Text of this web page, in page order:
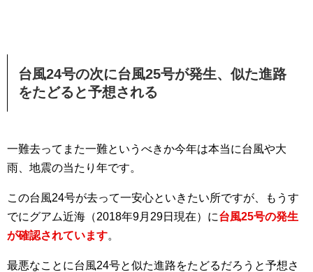
台風24号の次に台風25号が発生、似た進路
をたどると予想される
一難去ってまた一難というべきか今年は本当に台風や大
雨、地震の当たり年です。
この台風24号が去って一安心といきたい所ですが、もうす
でにグアム近海（2018年9月29日現在）に台風25号の発生
が確認されています。
最悪なことに台風24号と似た進路をたどるだろうと予想さ